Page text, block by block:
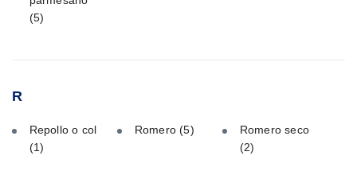
(5)
R
Repollo o col
(1)
Romero(5)
Romero seco
(2)